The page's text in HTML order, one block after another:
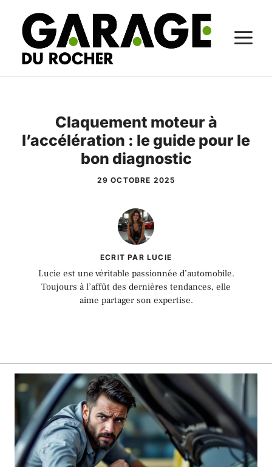
contenu
Claquement moteur à
l’accélération : le guide pour le
bon diagnostic
29 OCTOBRE 2025
ECRIT PAR LUCIE
Lucie est une véritable passionnée d’automobile.
Toujours à l’affût des dernières tendances, elle
aime partager son expertise.